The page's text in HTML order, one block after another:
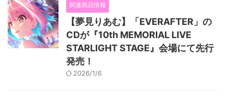
関連商品情報
【夢見りあむ】「EVERAFTER」の
CDが『10th MEMORIAL LIVE
STARLIGHT STAGE』会場にて先行
発売！
2026/1/6